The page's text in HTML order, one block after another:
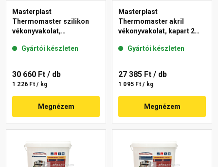
Masterplast
Thermomaster szilikon
vékonyvakolat,
14-D 25 kg
Gyártói készleten
30 660 Ft / db
1 226 Ft / kg
Megnézem
Masterplast
Thermomaster akril
vékonyvakolat, kapart 2
Gyártói készleten
27 385 Ft / db
1 095 Ft / kg
Megnézem